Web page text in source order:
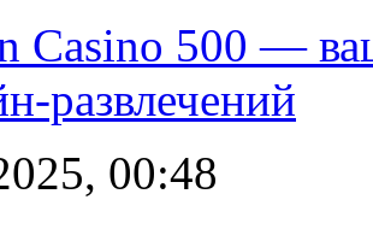
Casino 500 —
развлечений
00:48